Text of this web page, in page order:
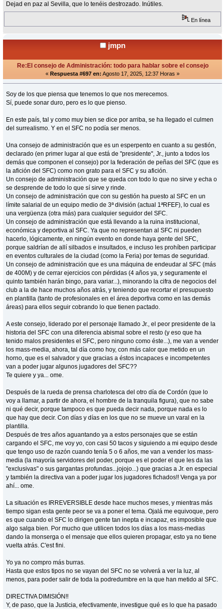
Dejad en paz al Sevilla, que lo tenéis destrozado. Inútiles.
En línea
jmpn
Re:El consejo de Administración: todo para hablar sobre el consejo
« Respuesta #697 en: Agosto 17, 2025, 12:37 Horas »
Soy de los que piensa que tenemos lo que nos merecemos.
Sí, puede sonar duro, pero es lo que pienso.
En este país, tal y como muy bien se dice por arriba, se ha llegado el culmen
del surrealismo. Y en el SFC no podía ser menos.
Una consejo de administración que es un esperpento en cuanto a su gestión,
declarado (en primer lugar al que está de "presidente", Jr., junto a todos los
demás que componen el consejo) por la federación de peñas del SFC (que es
la afición del SFC) como non grato para el SFC y su afición.
Un consejo de administración que se queda con todo lo que no sirve y echa o
se desprende de todo lo que sí sirve y rinde.
Un consejo de administración que con su gestión ha puesto al SFC en un
límite salarial de un equipo medio de 3ª división (actual 1ªRFEF), lo cual es
una vergüenza (otra más) para cualquier seguidor del SFC.
Un consejo de administración que está llevando a la ruina institucional,
económica y deportiva al SFC. Ya que no representan al SFC ni pueden
hacerlo, lógicamente, en ningún evento en donde haya gente del SFC,
porque saldrían de allí silbados e insultados, e incluso les prohíben participar
en eventos culturales de la ciudad (como la Feria) por temas de seguridad.
Un consejo de administración que es una máquina de endeudar al SFC (más
de 400M) y de cerrar ejercicios con pérdidas (4 años ya, y seguramente el
quinto también harán bingo, para variar...), minorando la cifra de negocios del
club a la de hace muchos años atrás, y teniendo que recortar el presupuesto
en plantilla (tanto de profesionales en el área deportiva como en las demás
áreas) para ellos seguir cobrando lo que tienen pactado.
A este consejo, liderado por el personaje llamado Jr., el peor presidente de la
historia del SFC con una diferencia abismal sobre el resto (y eso que ha
tenido malos presidentes el SFC, pero ninguno como éste...), me van a vender
los mass-media, ahora, tal día como hoy, con más calor que metido en un
horno, que es el salvador y que gracias a éstos incapaces e incompetentes
van a poder jugar algunos jugadores del SFC??
Te quiere y ya... ome.
Después de la rueda de prensa charlotesca del otro día de Cordón (que lo
voy a llamar, a partir de ahora, el hombre de la tranquila figura), que no sabe
ni qué decir, porque tampoco es que pueda decir nada, porque nada es lo
que hay que decir. Con días y días en los que no se mueve un varal en la
plantilla.
Después de tres años aguantando ya a estos personajes que se están
cargando el SFC, me voy yo, con casi 50 tacos y siguiendo a mi equipo desde
que tengo uso de razón cuando tenía 5 o 6 años, me van a vender los mass-
media (la mayoría servidores del poder, porque es el poder el que les da las
"exclusivas" o sus gargantas profundas...jojojo...) que gracias a Jr. en especial
y también la directiva van a poder jugar los jugadores fichados!! Venga ya por
ahí... ome.
La situación es IRREVERSIBLE desde hace muchos meses, y mientras más
tiempo sigan esta gente peor se va a poner el tema. Ojalá me equivoque, pero
es que cuando el SFC lo dirigen gente tan inepta e incapaz, es imposible que
algo salga bien. Por mucho que utilicen todos los días a los mass-medias
dando la monserga o el mensaje que ellos quieren propagar, esto ya no tiene
vuelta atrás. C'est fini.
Yo ya no compro más burras.
Hasta que estos tipos no se vayan del SFC no se volverá a ver la luz, al
menos, para poder salir de toda la podredumbre en la que han metido al SFC.
DIRECTIVA DIMISIÓN!!
Y, de paso, que la Justicia, efectivamente, investigue qué es lo que ha pasado